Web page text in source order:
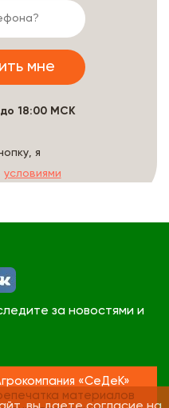
18:00 МСК
я
условиями
за новостями и
«СеДеК»
материалов